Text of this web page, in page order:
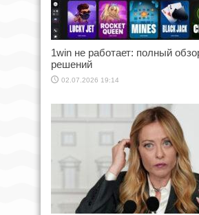
1win не работает: полный
решений
02.07.2026 19:14